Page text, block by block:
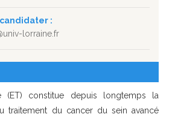
:
lorraine.fr
(ET) constitue depuis longtemps la
traitement du cancer du sein avancé